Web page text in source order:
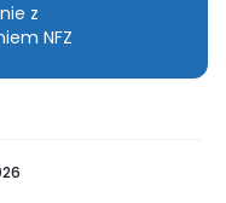
z
NFZ